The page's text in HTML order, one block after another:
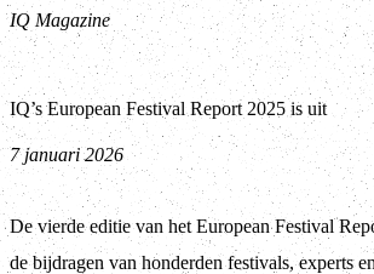
IQ Magazine
IQ’s European Festival Report 2025 is uit
7 januari 2026
De vierde editie van het European Festival
de bijdragen van honderden festivals, experts